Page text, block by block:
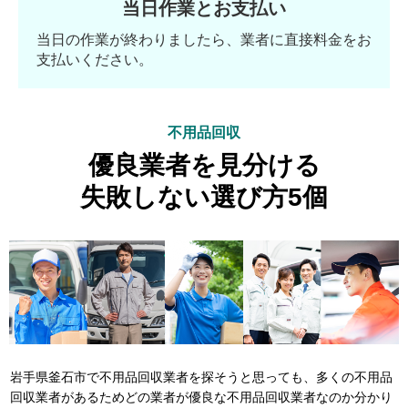
当日作業とお支払い
当日の作業が終わりましたら、業者に直接料金をお
支払いください。
不用品回収
優良業者を見分ける
失敗しない選び方5個
岩手県釜石市で不用品回収業者を探そうと思っても、多くの不用品
回収業者があるためどの業者が優良な不用品回収業者なのか分かり